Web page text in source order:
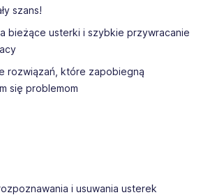
szans!
bieżące usterki i szybkie przywracanie
rozwiązań, które zapobiegną
się problemom
i usuwania usterek